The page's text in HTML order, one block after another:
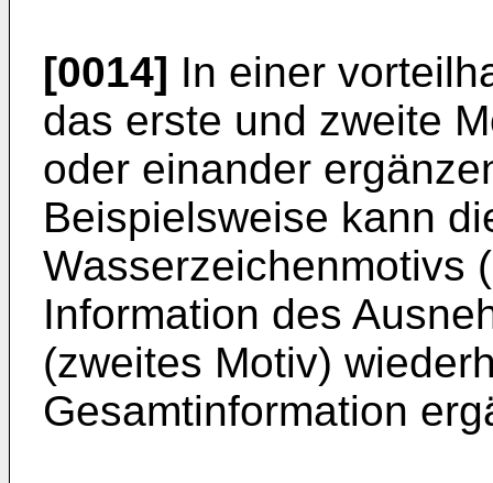
[0014] In einer
das erste und zweite
oder einander
Beispielsweise kann
Wasserzeichenmotivs
Information des
(zweites Motiv)
Gesamtinformation